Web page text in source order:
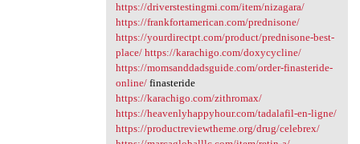
https://driverstestingmi.com/item/nizagara/
https://frankfortamerican.com/prednisone/
https://yourdirectpt.com/product/prednisone-best-
place/ https://karachigo.com/doxycycline/
https://momsanddadsguide.com/order-finasteride-
online/finasteride
https://karachigo.com/zithromax/
https://heavenlyhappyhour.com/tadalafil-en-ligne/
https://productreviewtheme.org/drug/celebrex/